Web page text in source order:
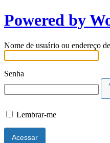
Powered by
Nome de usuário ou endereço
Senha
Lembrar-me